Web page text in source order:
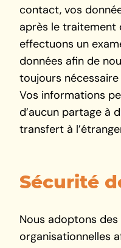
contact, vos
après le traitement
effectuons un
données afin de
toujours
Vos informations
d’aucun partage à
transfert à
Sécurité
Nous adoptons
organisationnelles